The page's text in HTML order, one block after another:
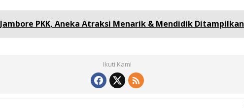
Jambore PKK, Aneka Atraksi Menarik & Mendidik Ditampilkan
Ikuti Kami